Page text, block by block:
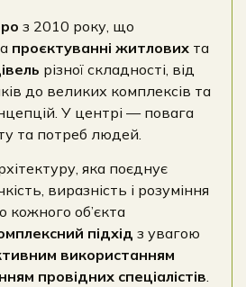
з 2010 року, що
проєктуванні житлових та
різної складності, від
до великих комплексів та
У центрі — повага
та потреб людей.
яка поєднує
виразність і розуміння
кожного об’єкта
підхід з увагою
використанням
провідних спеціалістів.